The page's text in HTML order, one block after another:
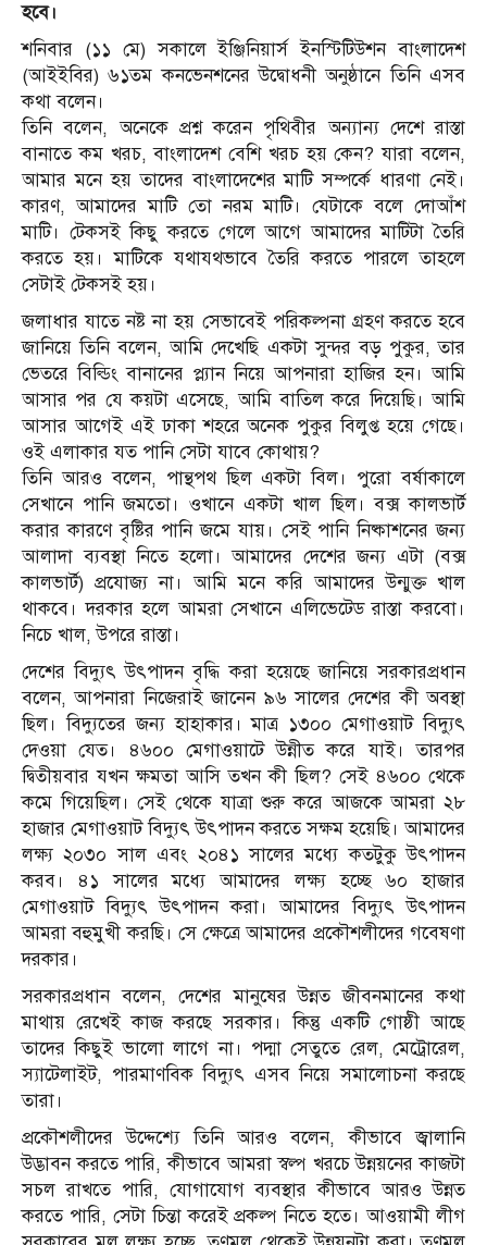
হবে।
শনিবার (১১ মে) সকালে ইঞ্জিনিয়ার্স ইনস্টিটিউশন বাংলাদেশ
(আইইবির) ৬১তম কনভেনশনের উদ্বোধনী অনুষ্ঠানে তিনি এসব
কথা বলেন।
তিনি বলেন, অনেকে প্রশ্ন করেন পৃথিবীর অন্যান্য দেশে রাস্তা
বানাতে কম খরচ, বাংলাদেশ বেশি খরচ হয় কেন? যারা বলেন,
আমার মনে হয় তাদের বাংলাদেশের মাটি সম্পর্কে ধারণা নেই।
কারণ, আমাদের মাটি তো নরম মাটি। যেটাকে বলে দোআঁশ
মাটি। টেকসই কিছু করতে গেলে আগে আমাদের মাটিটা তৈরি
করতে হয়। মাটিকে যথাযথভাবে তৈরি করতে পারলে তাহলে
সেটাই টেকসই হয়।
জলাধার যাতে নষ্ট না হয় সেভাবেই পরিকল্পনা গ্রহণ করতে হবে
জানিয়ে তিনি বলেন, আমি দেখেছি একটা সুন্দর বড় পুকুর, তার
ভেতরে বিল্ডিং বানানের প্ল্যান নিয়ে আপনারা হাজির হন। আমি
আসার পর যে কয়টা এসেছে, আমি বাতিল করে দিয়েছি। আমি
আসার আগেই এই ঢাকা শহরে অনেক পুকুর বিলুপ্ত হয়ে গেছে।
ওই এলাকার যত পানি সেটা যাবে কোথায়?
তিনি আরও বলেন, পান্থপথ ছিল একটা বিল। পুরো বর্ষাকালে
সেখানে পানি জমতো। ওখানে একটা খাল ছিল। বক্স কালভার্ট
করার কারণে বৃষ্টির পানি জমে যায়। সেই পানি নিষ্কাশনের জন্য
আলাদা ব্যবস্থা নিতে হলো। আমাদের দেশের জন্য এটা (বক্স
কালভার্ট) প্রযোজ্য না। আমি মনে করি আমাদের উন্মুক্ত খাল
থাকবে। দরকার হলে আমরা সেখানে এলিভেটেড রাস্তা করবো।
নিচে খাল, উপরে রাস্তা।
দেশের বিদ্যুৎ উৎপাদন বৃদ্ধি করা হয়েছে জানিয়ে সরকারপ্রধান
বলেন, আপনারা নিজেরাই জানেন ৯৬ সালের দেশের কী অবস্থা
ছিল। বিদ্যুতের জন্য হাহাকার। মাত্র ১৩০০ মেগাওয়াট বিদ্যুৎ
দেওয়া যেত। ৪৬০০ মেগাওয়াটে উন্নীত করে যাই। তারপর
দ্বিতীয়বার যখন ক্ষমতা আসি তখন কী ছিল? সেই ৪৬০০ থেকে
কমে গিয়েছিল। সেই থেকে যাত্রা শুরু করে আজকে আমরা ২৮
হাজার মেগাওয়াট বিদ্যুৎ উৎপাদন করতে সক্ষম হয়েছি। আমাদের
লক্ষ্য ২০৩০ সাল এবং ২০৪১ সালের মধ্যে কতটুকু উৎপাদন
করব। ৪১ সালের মধ্যে আমাদের লক্ষ্য হচ্ছে ৬০ হাজার
মেগাওয়াট বিদ্যুৎ উৎপাদন করা। আমাদের বিদ্যুৎ উৎপাদন
আমরা বহুমুখী করছি। সে ক্ষেত্রে আমাদের প্রকৌশলীদের গবেষণা
দরকার।
সরকারপ্রধান বলেন, দেশের মানুষের উন্নত জীবনমানের কথা
মাথায় রেখেই কাজ করছে সরকার। কিন্তু একটি গোষ্ঠী আছে
তাদের কিছুই ভালো লাগে না। পদ্মা সেতুতে রেল, মেট্রোরেল,
স্যাটেলাইট, পারমাণবিক বিদ্যুৎ এসব নিয়ে সমালোচনা করছে
তারা।
প্রকৌশলীদের উদ্দেশ্যে তিনি আরও বলেন, কীভাবে জ্বালানি
উদ্ভাবন করতে পারি, কীভাবে আমরা স্বল্প খরচে উন্নয়নের কাজটা
সচল রাখতে পারি, যোগাযোগ ব্যবস্থার কীভাবে আরও উন্নত
করতে পারি, সেটা চিন্তা করেই প্রকল্প নিতে হতে। আওয়ামী লীগ